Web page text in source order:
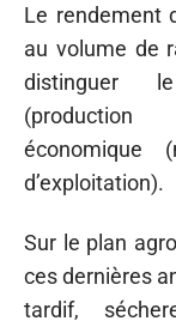
Le rendement
au volume de
distinguer
(production
économique
d’exploitation).
Sur le plan
ces dernières
tardif,